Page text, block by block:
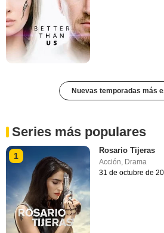
Nuevas temporadas más
Series más populares
1
Rosario Tijeras
Acción, Drama
31 de octubre de